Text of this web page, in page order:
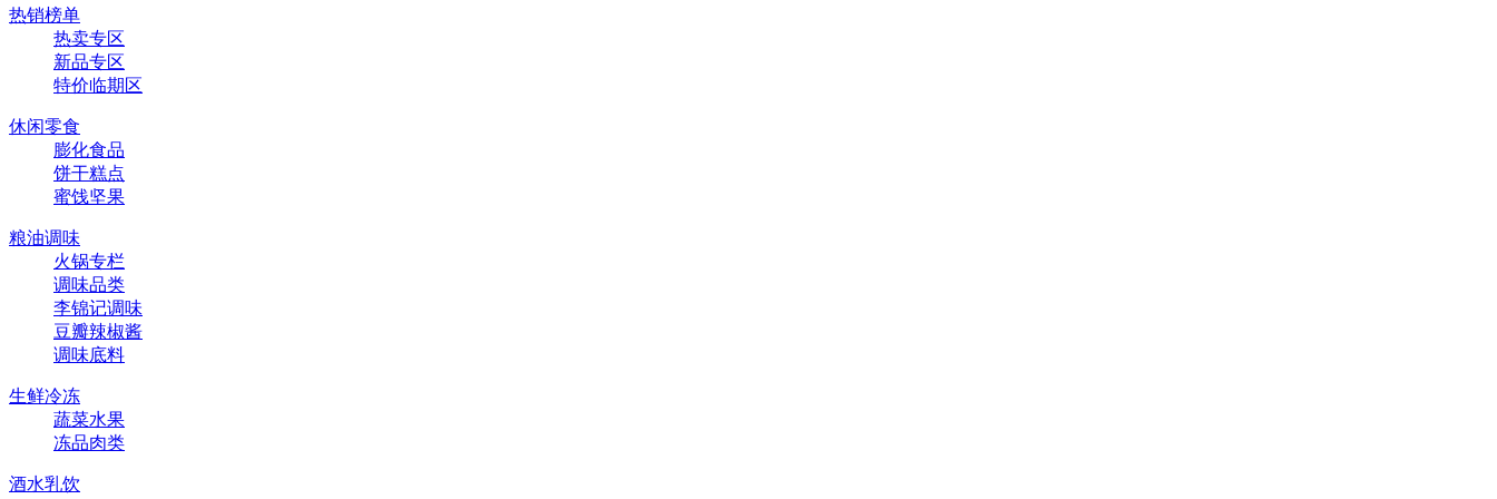
热销榜单
热卖专区
新品专区
特价临期区
休闲零食
膨化食品
饼干糕点
蜜饯坚果
粮油调味
火锅专栏
调味品类
李锦记调味
豆瓣辣椒酱
调味底料
生鲜冷冻
蔬菜水果
冻品肉类
酒水乳饮